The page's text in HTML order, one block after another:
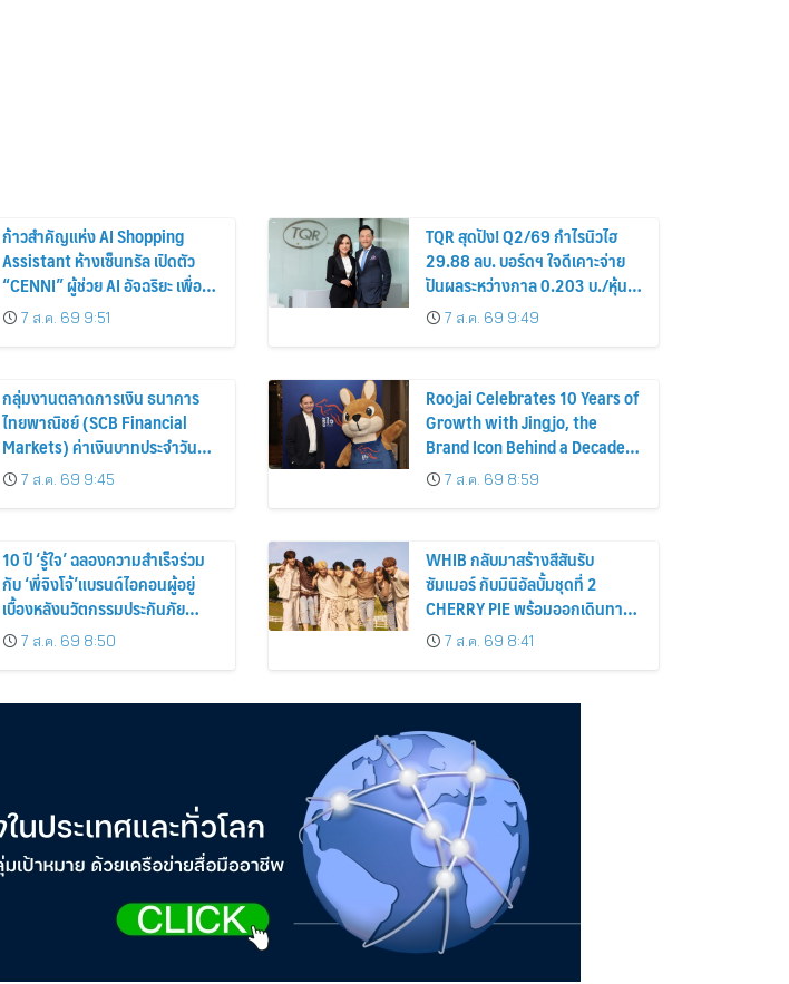
ก้าวสำคัญแห่ง AI Shopping
Assistant ห้างเซ็นทรัล เปิดตัว
“CENNI” ผู้ช่วย AI อัจฉริยะ เพื่อน
รู้ใจสายช้อปคนใหม่ ร่วมยกระดับ
ประสบการณ์ช้อปปิ้งให้ง่ายขึ้นได้
7 ส.ค. 69 9:51
TQR สุดปัง! Q2/69 กำไรนิวไฮ
29.88 ลบ. บอร์ดฯ ใจดีเคาะจ่าย
ปันผลระหว่างกาล 0.203 บ./หุ้น
รับทรัพย์ 4 ก.ย.69
7 ส.ค. 69 9:49
กลุ่มงานตลาดการเงิน ธนาคาร
ไทยพาณิชย์ (SCB Financial
Markets) ค่าเงินบาทประจำวันที่ 7
สิงหาคม 2569
7 ส.ค. 69 9:45
Roojai Celebrates 10 Years of
Growth with Jingjo, the
Brand Icon Behind a Decade
of Insurance Innovation
7 ส.ค. 69 8:59
10 ปี ‘รู้ใจ’ ฉลองความสำเร็จร่วม
กับ ‘พี่จิงโจ้’แบรนด์ไอคอนผู้อยู่
เบื้องหลังนวัตกรรมประกันภัย
ดิจิทัลตลอดหนึ่งทศวรรษ
7 ส.ค. 69 8:50
WHIB กลับมาสร้างสีสันรับ
ซัมเมอร์ กับมินิอัลบั้มชุดที่ 2
CHERRY PIE พร้อมออกเดินทาง
ค้นหาสีสันที่เป็นตัวตนที่เป็น
เอกลักษณ์ของตัวเอง
7 ส.ค. 69 8:41